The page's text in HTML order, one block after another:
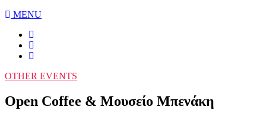
MENU
OTHER EVENTS
Open Coffee & Μουσείο Μπενάκη